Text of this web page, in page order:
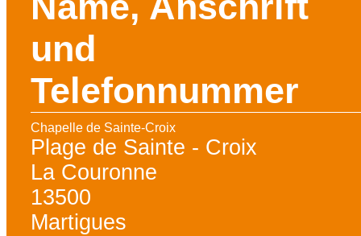
und
Telefonnummer
Chapelle de Sainte-Croix
Plage de Sainte - Croix
La Couronne
13500
Martigues